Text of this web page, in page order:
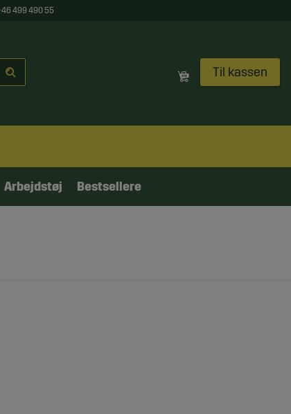
499 490 55
Til kassen
Arbejdstøj Bestsellere